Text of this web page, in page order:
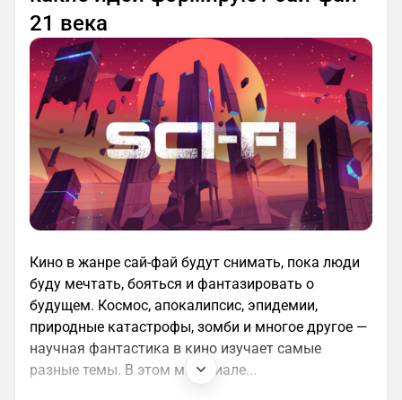
21 века
Кино в жанре сай-фай будут снимать, пока люди
буду мечтать, бояться и фантазировать о
будущем. Космос, апокалипсис, эпидемии,
природные катастрофы, зомби и многое другое —
научная фантастика в кино изучает самые
разные темы. В этом материале...